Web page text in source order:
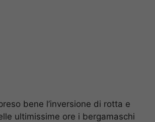
bene l’inversione di rotta e
ultimissime ore i bergamaschi